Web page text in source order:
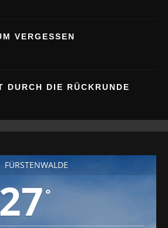
VERGESSEN
DURCH DIE RÜCKRUNDE
FÜRSTENWALDE
°